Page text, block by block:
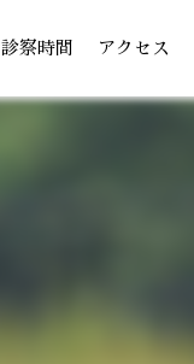
診察時間 アクセス